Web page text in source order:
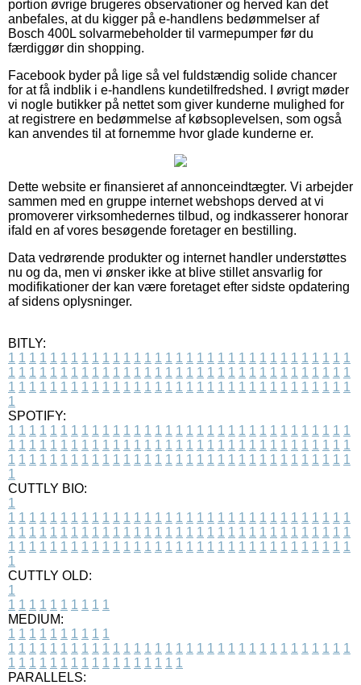
portion øvrige brugeres observationer og herved kan det
anbefales, at du kigger på e-handlens bedømmelser af
Bosch 400L solvarmebeholder til varmepumper før du
færdiggør din shopping.
Facebook byder på lige så vel fuldstændig solide chancer
for at få indblik i e-handlens kundetilfredshed. I øvrigt møder
vi nogle butikker på nettet som giver kunderne mulighed for
at registrere en bedømmelse af købsoplevelsen, som også
kan anvendes til at fornemme hvor glade kunderne er.
Dette website er finansieret af annonceindtægter. Vi arbejder
sammen med en gruppe internet webshops derved at vi
promoverer virksomhedernes tilbud, og indkasserer honorar
ifald en af vores besøgende foretager en bestilling.
Data vedrørende produkter og internet handler understøttes
nu og da, men vi ønsker ikke at blive stillet ansvarlig for
modifikationer der kan være foretaget efter sidste opdatering
af sidens oplysninger.
BITLY:
1 1 1 1 1 1 1 1 1 1 1 1 1 1 1 1 1 1 1 1 1 1 1 1 1 1 1 1 1 1 1 1 1
1 1 1 1 1 1 1 1 1 1 1 1 1 1 1 1 1 1 1 1 1 1 1 1 1 1 1 1 1 1 1 1 1
1 1 1 1 1 1 1 1 1 1 1 1 1 1 1 1 1 1 1 1 1 1 1 1 1 1 1 1 1 1 1 1 1
1
SPOTIFY:
1 1 1 1 1 1 1 1 1 1 1 1 1 1 1 1 1 1 1 1 1 1 1 1 1 1 1 1 1 1 1 1 1
1 1 1 1 1 1 1 1 1 1 1 1 1 1 1 1 1 1 1 1 1 1 1 1 1 1 1 1 1 1 1 1 1
1 1 1 1 1 1 1 1 1 1 1 1 1 1 1 1 1 1 1 1 1 1 1 1 1 1 1 1 1 1 1 1 1
1
CUTTLY BIO:
1
1 1 1 1 1 1 1 1 1 1 1 1 1 1 1 1 1 1 1 1 1 1 1 1 1 1 1 1 1 1 1 1 1
1 1 1 1 1 1 1 1 1 1 1 1 1 1 1 1 1 1 1 1 1 1 1 1 1 1 1 1 1 1 1 1 1
1 1 1 1 1 1 1 1 1 1 1 1 1 1 1 1 1 1 1 1 1 1 1 1 1 1 1 1 1 1 1 1 1
1
CUTTLY OLD:
1
1 1 1 1 1 1 1 1 1 1
MEDIUM:
1 1 1 1 1 1 1 1 1 1
1 1 1 1 1 1 1 1 1 1 1 1 1 1 1 1 1 1 1 1 1 1 1 1 1 1 1 1 1 1 1 1 1
1 1 1 1 1 1 1 1 1 1 1 1 1 1 1 1 1
PARALLELS: